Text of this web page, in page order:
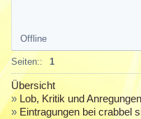
Offline
Seiten:: 1
Übersicht
» Lob, Kritik und
» Eintragungen bei crabbel